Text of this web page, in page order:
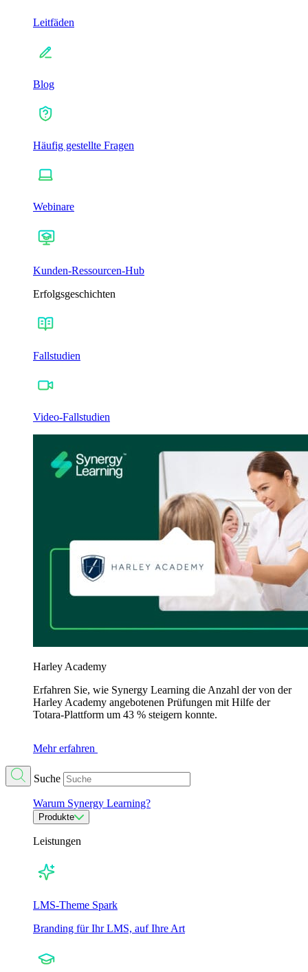
Leitfäden
Blog
Häufig gestellte Fragen
Webinare
Kunden-Ressourcen-Hub
Erfolgsgeschichten
Fallstudien
Video-Fallstudien
Harley Academy
Erfahren Sie, wie Synergy Learning die Anzahl der von der
Harley Academy angebotenen Prüfungen mit Hilfe der
Totara-Plattform um 43 % steigern konnte.
Mehr erfahren
Suche
Warum Synergy Learning?
Produkte
Leistungen
LMS-Theme Spark
Branding für Ihr LMS, auf Ihre Art